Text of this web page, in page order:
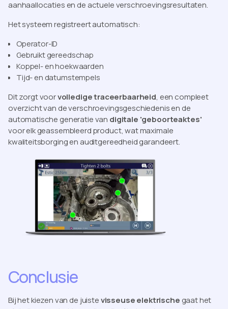
aanhaallocaties en de actuele verschroevingsresultaten.
Het systeem registreert automatisch:
Operator-ID
Gebruikt gereedschap
Koppel- en hoekwaarden
Tijd- en datumstempels
Dit zorgt voorvolledige traceerbaarheid, een compleet
overzicht van de verschroevingsgeschiedenis en de
automatische generatie van digitale 'geboorteaktes'
voor elk geassembleerd product, wat maximale
kwaliteitsborging en auditgereedheid garandeert.
Conclusie
Bij het kiezen van de juistevisseuse elektrische gaat het